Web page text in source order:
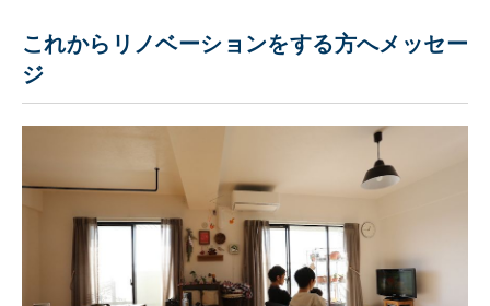
これからリノベーションをする方へメッセー
ジ